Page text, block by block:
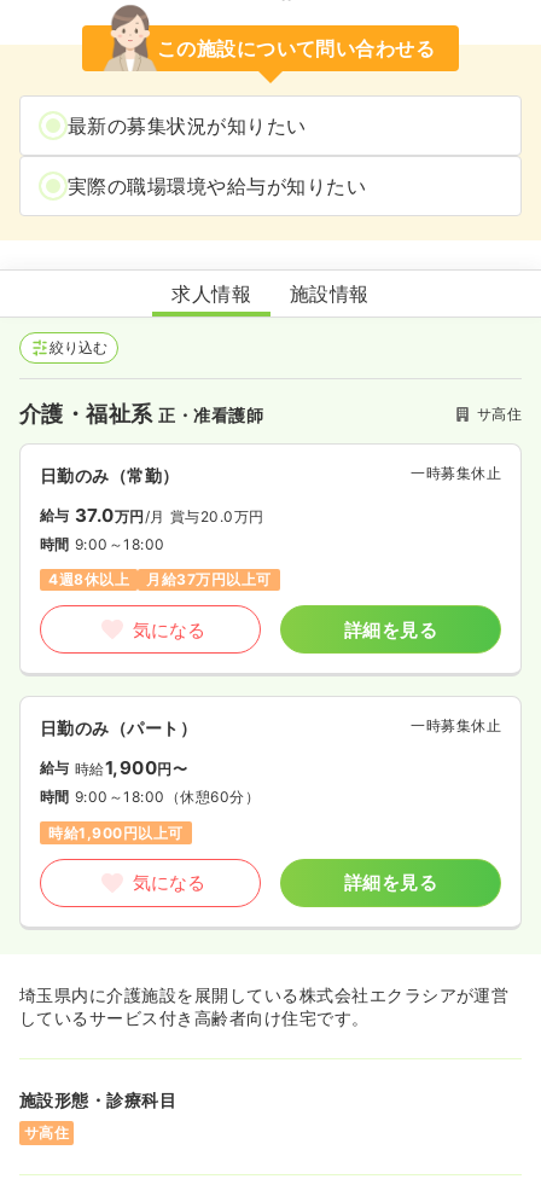
この施設について問い合わせる
最新の募集状況が知りたい
実際の職場環境や給与が知りたい
エクラシア八千代南
求人情報 施設情報
絞り込む
介護・福祉系正・准看護師 サ高住
日勤のみ（常勤） 一時募集休止
給与 37.0万円/月 賞与20.0万円
時間 9:00～18:00
4週8休以上
月給37万円以上可
気になる 詳細を見る
日勤のみ（パート） 一時募集休止
給与 時給1,900円〜
時間 9:00～18:00 （休憩60分）
時給1,900円以上可
気になる 詳細を見る
埼玉県内に介護施設を展開している株式会社エクラシアが運営
しているサービス付き高齢者向け住宅です。
施設形態・診療科目
サ高住